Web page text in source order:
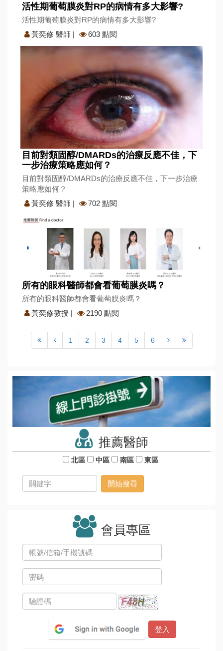
活性期葡萄膜炎對RP的病情有多大影響?
活性期葡萄膜炎對RP的病情有多大影響?
黃奕修 醫師 | 603 點閱
目前對類固醇/DMARDs的治療反應不佳，下
一步治療策略應如何？
目前對類固醇/DMARDs的治療反應不佳，下一步治療
策略應如何？
黃奕修 醫師 | 702 點閱
所有的眼科醫師都會看葡萄膜炎嗎？
所有的眼科醫師都會看葡萄膜炎嗎？
黃奕修教授 | 2190 點閱
1 2 3 4 5 6
推薦醫師
北區 中區 南區 東區
會員專區